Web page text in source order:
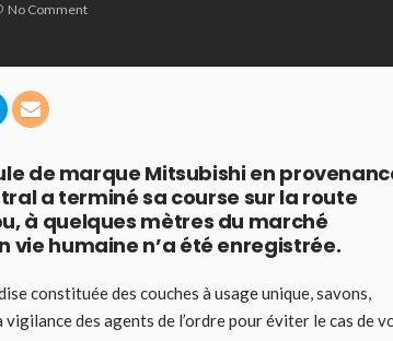
No Comment
de marque Mitsubishi en
a terminé sa course sur la route
à quelques mètres du marché
vie humaine n’a été enregistrée.
constituée des couches à usage unique, savons,
des agents de l’ordre pour éviter le cas de